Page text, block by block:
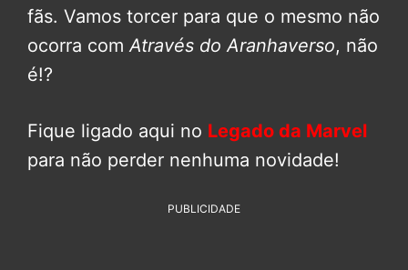
fãs. Vamos torcer para que o mesmo não
ocorra comAtravés do Aranhaverso, não
é!?
Fique ligado aqui no Legado da Marvel
para não perder nenhuma novidade!
PUBLICIDADE